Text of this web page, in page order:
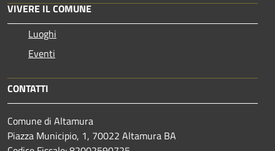
VIVERE IL COMUNE
Luoghi
Eventi
CONTATTI
Comune di Altamura
Piazza Municipio, 1, 70022 Altamura BA